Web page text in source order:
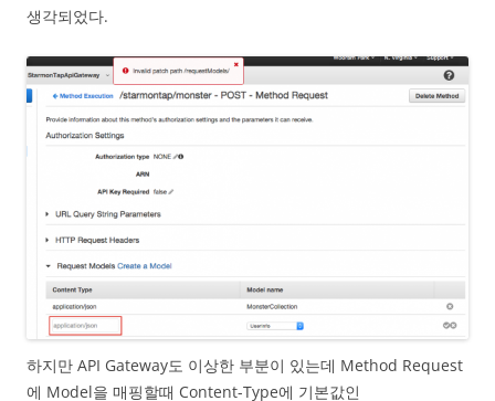
생각되었다.
하지만 API Gateway도 이상한 부분이 있는데 Method Request
에 Model을 매핑할때 Content-Type에 기본값인